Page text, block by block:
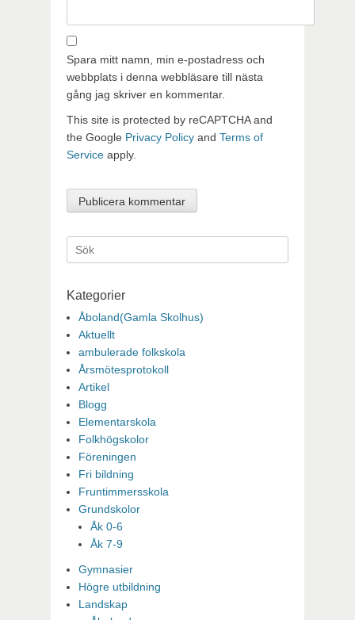
Spara mitt namn, min e-postadress och
webbplats i denna webbläsare till nästa
gång jag skriver en kommentar.
This site is protected by reCAPTCHA and
the Google Privacy Policy and Terms of
Service apply.
Sök
efter:
Kategorier
Åboland(Gamla Skolhus)
Aktuellt
ambulerade folkskola
Årsmötesprotokoll
Artikel
Blogg
Elementarskola
Folkhögskolor
Föreningen
Fri bildning
Fruntimmersskola
Grundskolor
Åk 0-6
Åk 7-9
Gymnasier
Högre utbildning
Landskap